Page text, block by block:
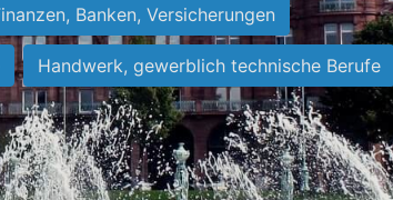
Banken, Versicherungen
Handwerk, gewerblich technische Berufe